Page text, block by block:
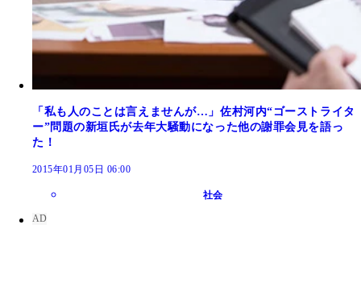
「私も人のことは言えませんが…」佐村河内“ゴーストライタ
ー”問題の新垣氏が去年大騒動になった他の謝罪会見を語っ
た！
2015年01月05日 06:00
社会